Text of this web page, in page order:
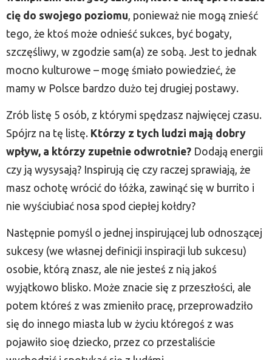
cię do swojego poziomu , ponieważ nie mogą znieść
tego, że ktoś może odnieść sukces, być bogaty,
szczęśliwy, w zgodzie sam(a) ze sobą. Jest to jednak
mocno kulturowe – mogę śmiało powiedzieć, że
mamy w Polsce bardzo dużo tej drugiej postawy.
Zrób listę 5 osób, z którymi spędzasz najwięcej czasu.
Spójrz na tę listę. Którzy z tych ludzi mają dobry
wpływ, a którzy zupełnie odwrotnie? Dodają energii
czy ją wysysają? Inspirują cię czy raczej sprawiają, że
masz ochotę wrócić do łóżka, zawinąć się w burrito i
nie wyściubiać nosa spod ciepłej kołdry?
Następnie pomyśl o jednej inspirującej lub odnoszącej
sukcesy (we własnej definicji inspiracji lub sukcesu)
osobie, którą znasz, ale nie jesteś z nią jakoś
wyjątkowo blisko. Może znacie się z przeszłości, ale
potem któreś z was zmieniło pracę, przeprowadziło
się do innego miasta lub w życiu któregoś z was
pojawiło sioę dziecko, przez co przestaliście